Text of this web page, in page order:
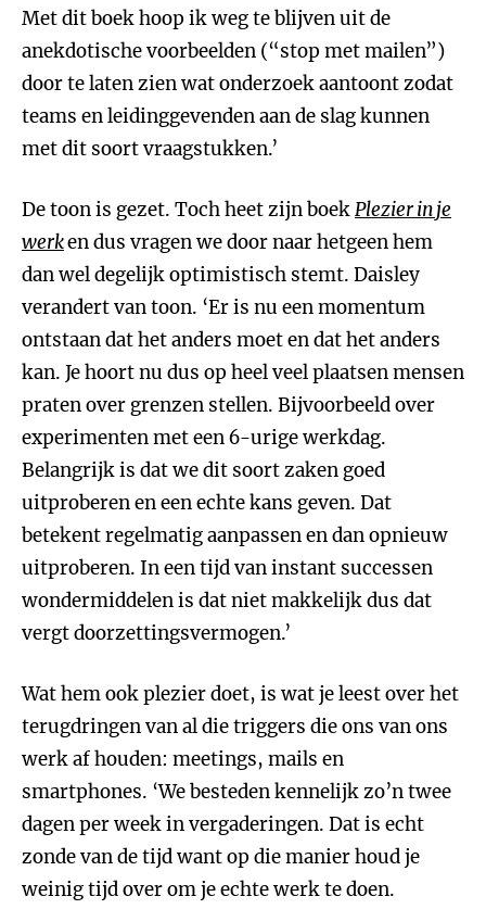
Met dit boek hoop ik weg te blijven uit de
anekdotische voorbeelden (“stop met mailen”)
door te laten zien wat onderzoek aantoont zodat
teams en leidinggevenden aan de slag kunnen
met dit soort vraagstukken.’
De toon is gezet. Toch heet zijn boekPlezier in je
werken dus vragen we door naar hetgeen hem
dan wel degelijk optimistisch stemt. Daisley
verandert van toon. ‘Er is nu een momentum
ontstaan dat het anders moet en dat het anders
kan. Je hoort nu dus op heel veel plaatsen mensen
praten over grenzen stellen. Bijvoorbeeld over
experimenten met een 6-urige werkdag.
Belangrijk is dat we dit soort zaken goed
uitproberen en een echte kans geven. Dat
betekent regelmatig aanpassen en dan opnieuw
uitproberen. In een tijd van instant successen
wondermiddelen is dat niet makkelijk dus dat
vergt doorzettingsvermogen.’
Wat hem ook plezier doet, is wat je leest over het
terugdringen van al die triggers die ons van ons
werk af houden: meetings, mails en
smartphones. ‘We besteden kennelijk zo’n twee
dagen per week in vergaderingen. Dat is echt
zonde van de tijd want op die manier houd je
weinig tijd over om je echte werk te doen.